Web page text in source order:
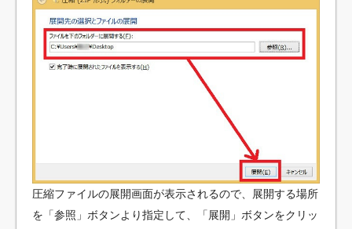
圧縮ファイルの展開画面が表示されるので、展開する場所
を「参照」ボタンより指定して、「展開」ボタンをクリッ